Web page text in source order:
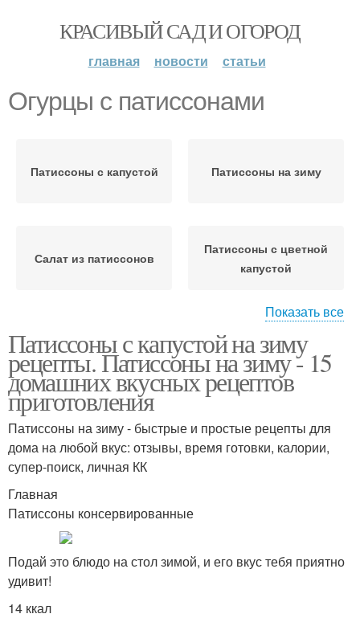
КРАСИВЫЙ САД И ОГОРОД
главная новости статьи
Огурцы с патиссонами
Патиссоны с капустой Патиссоны на зиму
Салат из патиссонов
Патиссоны с цветной
капустой
Патиссоны с яблоками
Показать все
Патиссоны с капустой на зиму
рецепты. Патиссоны на зиму - 15
домашних вкусных рецептов
приготовления
Патиссоны на зиму - быстрые и простые рецепты для
дома на любой вкус: отзывы, время готовки, калории,
супер-поиск, личная КК
Главная
Патиссоны консервированные
Подай это блюдо на стол зимой, и его вкус тебя приятно
удивит!
14 ккал